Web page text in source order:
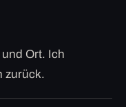
Ort. Ich
zurück.